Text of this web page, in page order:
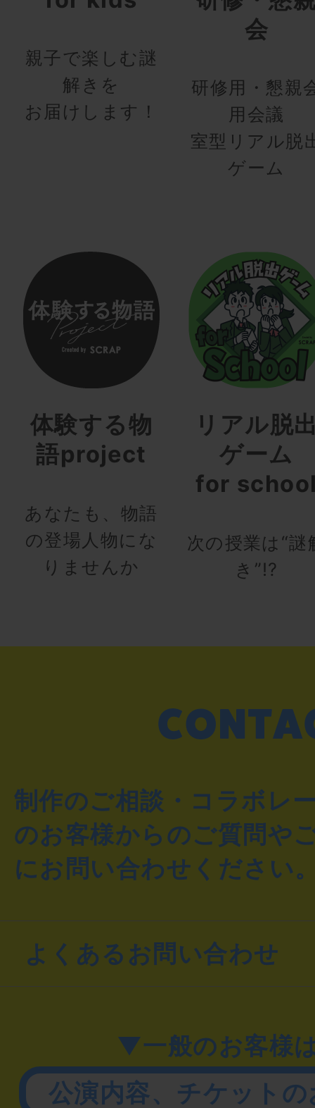
親子で楽しむ謎
解きを
お届けします！
会
研修用・懇親
用会議
室型リアル脱
ゲーム
体験する物
語project
あなたも、物語
の登場人物にな
りませんか
リアル脱
ゲーム
for
次の授業は“謎
き”!?
制作のご相談・コラボレ
のお客様からのご質問や
にお問い合わせください
よくあるお問い合わせ
▼一般のお客様
公演内容、チケット